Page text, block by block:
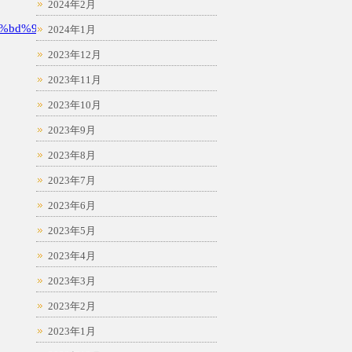
2024年2月
2024年1月
2023年12月
2023年11月
2023年10月
2023年9月
2023年8月
2023年7月
2023年6月
2023年5月
2023年4月
2023年3月
2023年2月
2023年1月